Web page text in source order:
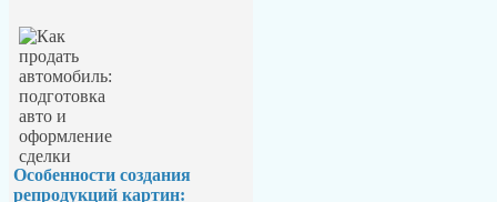
Особенности создания
репродукций картин: